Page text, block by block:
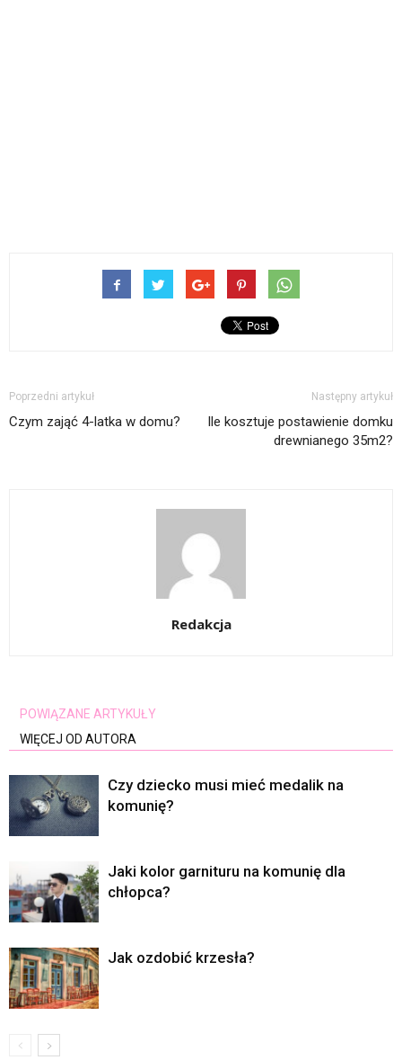
Poprzedni artykuł
Czym zająć 4-latka w domu?
Następny artykuł
Ile kosztuje postawienie domku
drewnianego 35m2?
Redakcja
POWIĄZANE ARTYKUŁY
WIĘCEJ OD AUTORA
Czy dziecko musi mieć medalik na
komunię?
Jaki kolor garnituru na komunię dla
chłopca?
Jak ozdobić krzesła?